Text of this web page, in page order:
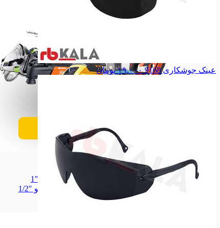
ابزار برقی
ابزار برقی
بکس بادی
بکس بادی درایو "1
بکس بادی درایو "1
بکس بادی درایو "1/2
بکس بادی درایو "1/2
جغجغه بادی جغجغه بادی
عینک جوشکاری 9168 ۱۹,۰۰۰تومان